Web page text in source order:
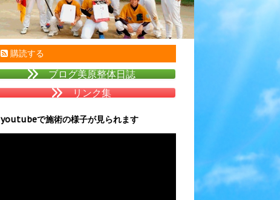
購読する
ブログ美原整体日誌
リンク集
youtubeで施術の様子が見られます